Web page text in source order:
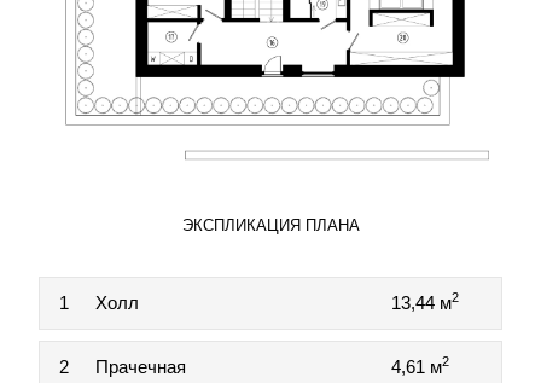
ЭКСПЛИКАЦИЯ ПЛАНА
1 Холл 13,44 м2
2 Прачечная 4,61 м2